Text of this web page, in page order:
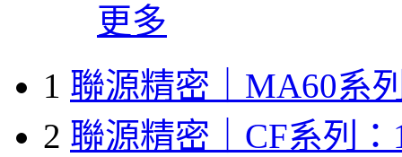
更多
1 聯源精密｜MA60系
2 聯源精密｜CF系列：